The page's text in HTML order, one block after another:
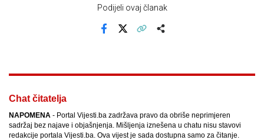
Podijeli ovaj članak
Chat čitatelja
NAPOMENA - Portal Vijesti.ba zadržava pravo da obriše neprimjeren
sadržaj bez najave i objašnjenja. Mišljenja iznešena u chatu nisu stavovi
redakcije portala Vijesti.ba. Ova vijest je sada dostupna samo za čitanje.